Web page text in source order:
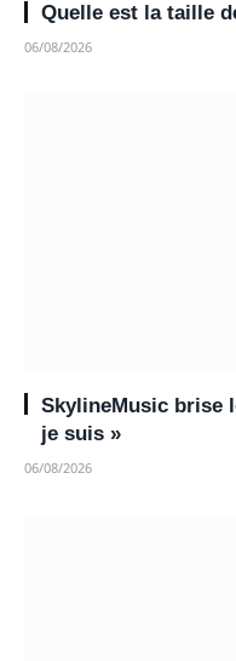
Quelle est la taille
06/08/2026
SkylineMusic brise
je suis »
06/08/2026